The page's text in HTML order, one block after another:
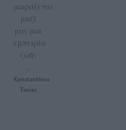
μοιράζεται
μαζί
μας μια
εμπειρία
ζωής
Konstantinos
Tanias